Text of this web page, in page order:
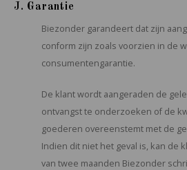
J. Garantie
Biezonder garandeert dat zijn
conform zijn zoals voorzien in de
consumentengarantie.
De klant wordt aangeraden de
ontvangst te onderzoeken of de
goederen overeenstemt met de
Indien dit niet het geval is, kan de
van twee maanden Biezonder